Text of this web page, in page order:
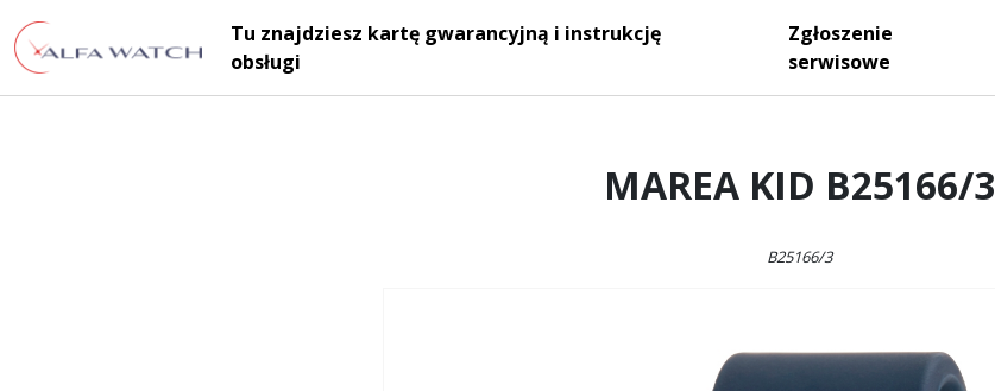
Main Navigation
Tu znajdziesz kartę gwarancyjną i instrukcję
obsługi
Zgłoszenie
serwisowe
MAREA KID B25166/3
B25166/3